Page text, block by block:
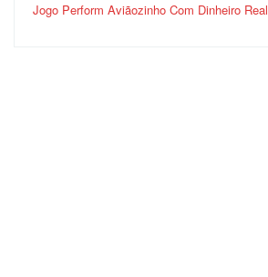
Jogo Perform Aviãozinho Com Dinheiro Real